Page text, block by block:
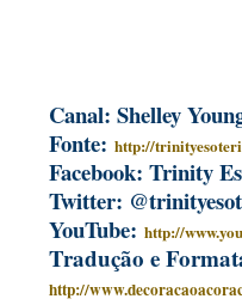
Canal: Shelley
Fonte: http://
Facebook: Trinity
Twitter:
YouTube: http://
Tradução e
http://